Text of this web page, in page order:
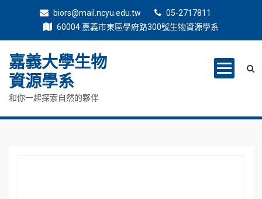
biors@mail.ncyu.edu.tw
05-2717811
60004 嘉義市東區學府路300號生物資源學系
嘉義大學生物
資源學系
和你一起探索自然的夥伴